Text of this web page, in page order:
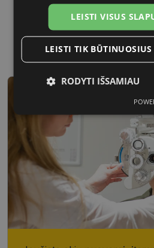
Lęšio plotis, mm
LEISTI VISUS
LEISTI TIK BŪTINUOSIUS
RODYTI IŠSAMIAU
slapukai
slapukai
Funkciniai
slapukai